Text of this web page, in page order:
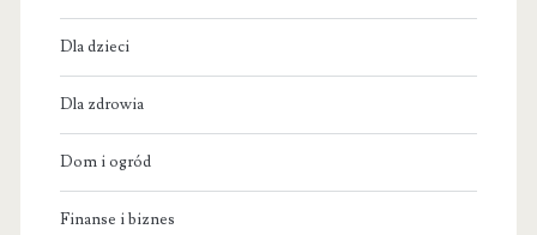
Dla dzieci
Dla zdrowia
Dom i ogród
Finanse i biznes